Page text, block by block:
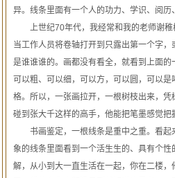
异。线条里面有一个人的功力、学识、阅
上世纪70年代，我经常和我的老师谢稚
当工作人员将卷轴打开到只露出第一个字
是谁谁谁的。画都没有看全，就看到上面
可以粗、可以细，可以方，可以圆，可以
格。所以，一张画拉开，一根树枝出来，
碰到张大千这样的高手，他能把笔墨感觉
书画鉴定，一根线条是重中之重。看起
象的线条里面看到一个活生生的、具有个
解，从小到大一直生活在一起，你在二楼